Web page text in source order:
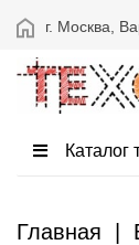
г. Москва,
Каталог
Главная